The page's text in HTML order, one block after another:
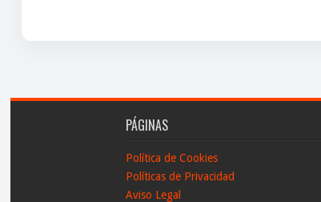
PÁGINAS
Política de Cookies
Políticas de Privacidad
Aviso Legal